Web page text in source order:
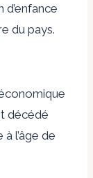
du pays.
décédé
l’âge de